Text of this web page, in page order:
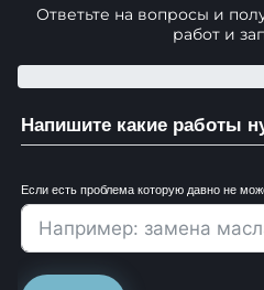
Ответьте на вопросы и
работ и
Напишите какие работы
Если есть проблема которую давно не